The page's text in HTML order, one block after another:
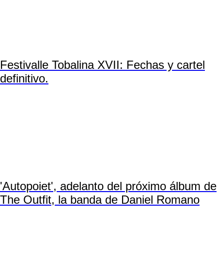
Festivalle Tobalina XVII: Fechas y cartel
definitivo.
'Autopoiet', adelanto del próximo álbum de
The Outfit, la banda de Daniel Romano